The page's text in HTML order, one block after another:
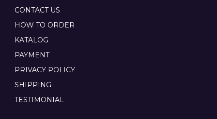
CONTACT US
HOW TO ORDER
KATALOG
PAYMENT
PRIVACY POLICY
SHIPPING
TESTIMONIAL